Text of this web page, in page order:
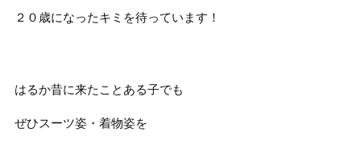
２０歳になったキミを待っています！
はるか昔に来たことある子でも
ぜひスーツ姿・着物姿を